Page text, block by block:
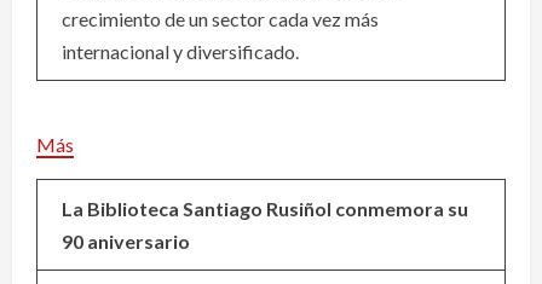
crecimiento de un sector cada vez más
internacional y diversificado.
Más
La Biblioteca Santiago Rusiñol conmemora su
90 aniversario